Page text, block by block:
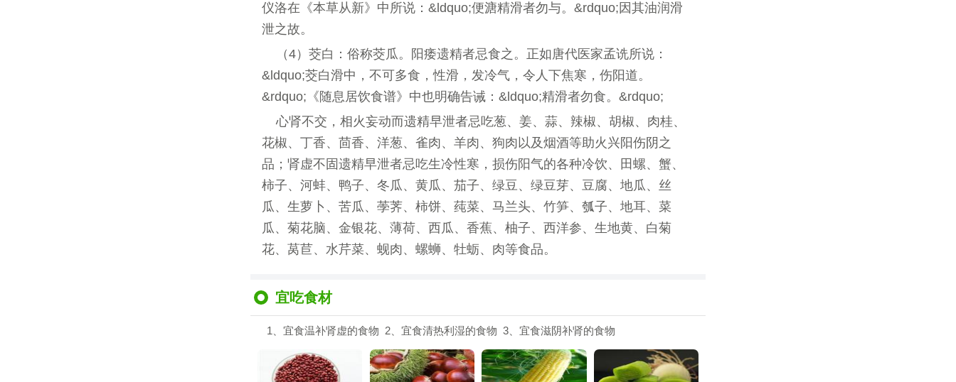
仪洛在《本草从新》中所说：&ldquo;便溏精滑者勿与。&rdquo;因其油润滑
泄之故。
（4）茭白：俗称茭瓜。阳痿遗精者忌食之。正如唐代医家孟诜所说：
&ldquo;茭白滑中，不可多食，性滑，发冷气，令人下焦寒，伤阳道。
&rdquo;《随息居饮食谱》中也明确告诫：&ldquo;精滑者勿食。&rdquo;
心肾不交，相火妄动而遗精早泄者忌吃葱、姜、蒜、辣椒、胡椒、肉桂、
花椒、丁香、茴香、洋葱、雀肉、羊肉、狗肉以及烟酒等助火兴阳伤阴之
品；肾虚不固遗精早泄者忌吃生冷性寒，损伤阳气的各种冷饮、田螺、蟹、
柿子、河蚌、鸭子、冬瓜、黄瓜、茄子、绿豆、绿豆芽、豆腐、地瓜、丝
瓜、生萝卜、苦瓜、荸荠、柿饼、莼菜、马兰头、竹笋、瓠子、地耳、菜
瓜、菊花脑、金银花、薄荷、西瓜、香蕉、柚子、西洋参、生地黄、白菊
花、莴苣、水芹菜、蚬肉、螺蛳、牡蛎、肉等食品。
宜吃食材
1、宜食温补肾虚的食物 2、宜食清热利湿的食物 3、宜食滋阴补肾的食物